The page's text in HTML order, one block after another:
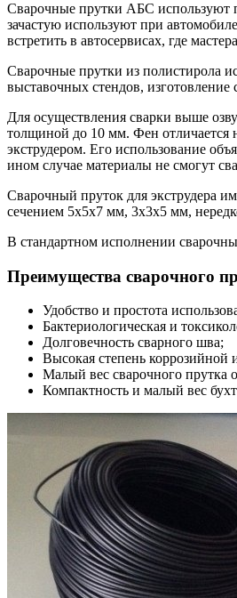
Сварочные прутки АБС используют
зачастую используют при
встретить в автосервисах, где
Сварочные прутки из полистирола
выставочных стендов, изготовление
Для осуществления сварки выше
толщиной до 10 мм. Фен отличается
экструдером. Его использование
ином случае материалы не смогут
Сварочный пруток для экструдера
сечением 5х5х7 мм, 3х3х5 мм,
В стандартном исполнении
Преимущества сварочного
Удобство и простота
Бактериологическая и
Долговечность сварного шва;
Высокая степень коррозийной
Малый вес сварочного прутка
Компактность и малый вес